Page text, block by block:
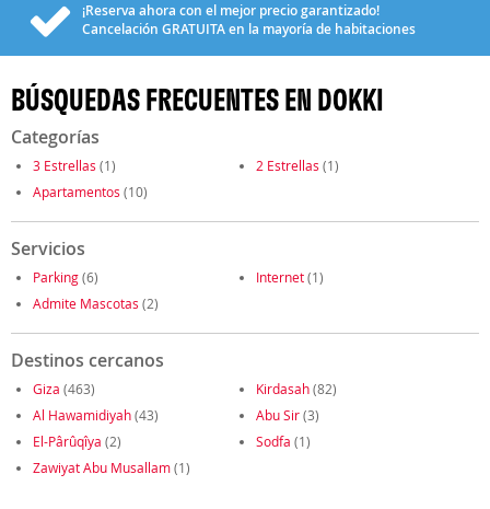
¡Reserva ahora con el mejor precio garantizado!
Cancelación GRATUITAen la mayoría de habitaciones
BÚSQUEDAS FRECUENTES EN DOKKI
Categorías
3 Estrellas (1) 2 Estrellas (1)
Apartamentos (10)
Servicios
Parking(6) Internet(1)
Admite Mascotas (2)
Destinos cercanos
Giza (463) Kirdasah(82)
Al Hawamidiyah(43) Abu Sir(3)
El-Pârûqîya (2) Sodfa (1)
Zawiyat Abu Musallam(1)